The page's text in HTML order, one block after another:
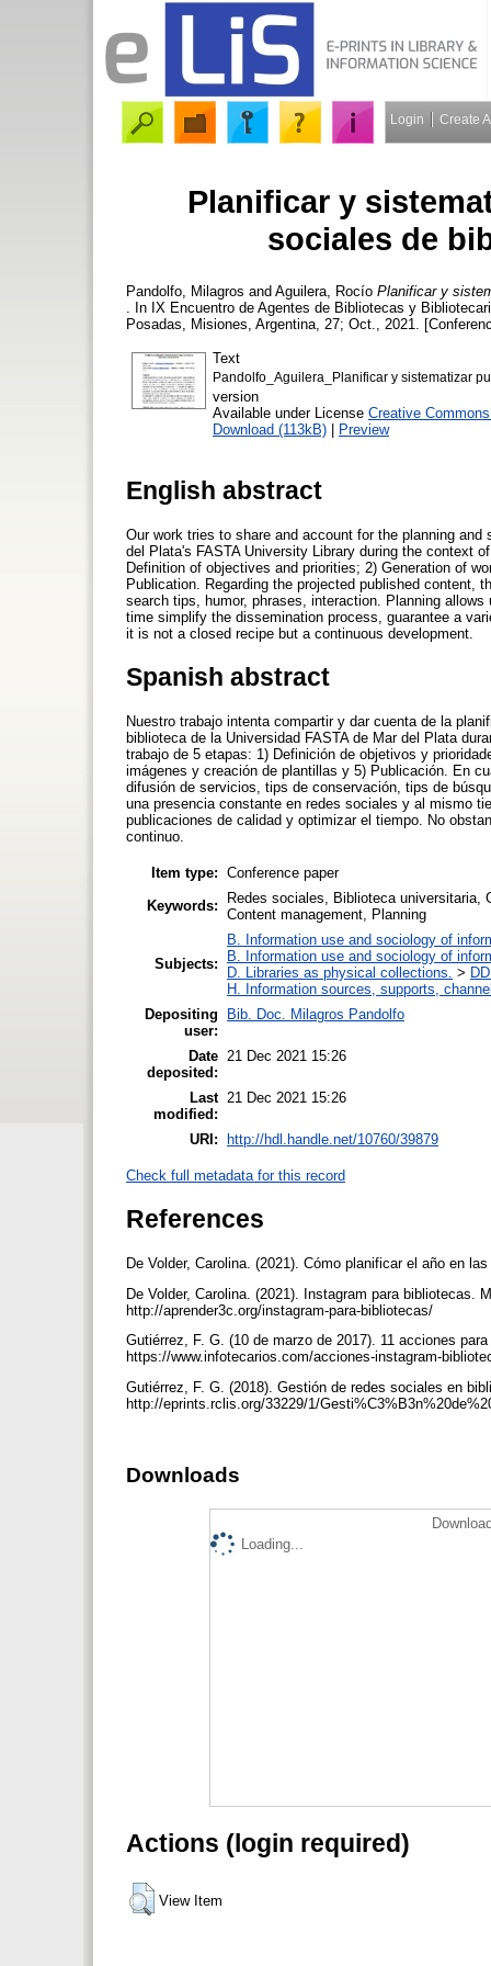
Login Create
Planificar y
sociales de
Pandolfo, Milagros and Aguilera, Rocío Planificar y
. In IX Encuentro de Agentes de Bibliotecas y
Posadas, Misiones, Argentina, 27; Oct., 2021.
Text
Pandolfo_Aguilera_Planificar y sistematizar
version
Available under License Creative
Download (113kB) | Preview
English abstract
Our work tries to share and account for the planning
del Plata's FASTA University Library during the context
Definition of objectives and priorities; 2) Generation of
Publication. Regarding the projected published content,
search tips, humor, phrases, interaction. Planning
time simplify the dissemination process, guarantee a
it is not a closed recipe but a continuous development.
Spanish abstract
Nuestro trabajo intenta compartir y dar cuenta de la
biblioteca de la Universidad FASTA de Mar del Plata
trabajo de 5 etapas: 1) Definición de objetivos y
imágenes y creación de plantillas y 5) Publicación. En
difusión de servicios, tips de conservación, tips de
una presencia constante en redes sociales y al mismo
publicaciones de calidad y optimizar el tiempo. No
continuo.
Item type: Conference paper
Keywords:
Redes sociales, Biblioteca
Content management, Planning
Subjects:
B. Information use and sociology of
B. Information use and sociology of
D. Libraries as physical collections. >
H. Information sources, supports,
Depositing
user:
Bib. Doc. Milagros Pandolfo
Date
deposited:
21 Dec 2021 15:26
Last
modified:
21 Dec 2021 15:26
URI: http://hdl.handle.net/10760/39879
Check full metadata for this record
References
De Volder, Carolina. (2021). Cómo planificar el año en
De Volder, Carolina. (2021). Instagram para bibliotecas.
http://aprender3c.org/instagram-para-bibliotecas/
Gutiérrez, F. G. (10 de marzo de 2017). 11 acciones
https://www.infotecarios.com/acciones-instagram-
Gutiérrez, F. G. (2018). Gestión de redes sociales en
http://eprints.rclis.org/33229/1/
Downloads
Loading...
Actions (login required)
View Item